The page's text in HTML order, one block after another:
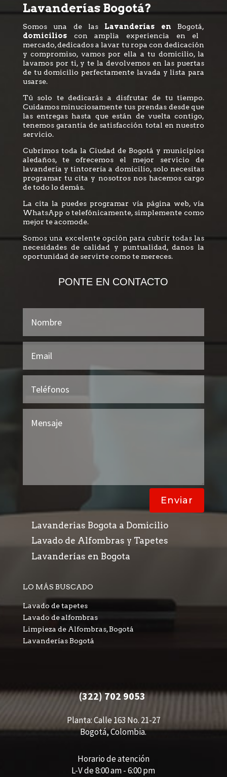
Lavanderías Bogotá?
Somos una de las Lavanderías en Bogotá,
domicilioscon amplia experiencia en el
mercado, dedicados a lavar tu ropa con dedicación
y compromiso, vamos por ella a tu domicilio, la
lavamos por ti, y te la devolvemos en las puertas
de tu domicilio perfectamente lavada y lista para
usarse.
Tú solo te dedicarás a disfrutar de tu tiempo.
Cuidamos minuciosamente tus prendas desde que
las entregas hasta que están de vuelta contigo,
tenemos garantía de satisfacción total en nuestro
servicio.
Cubrimos toda la Ciudad de Bogotá y municipios
aledaños, te ofrecemos el mejor servicio de
lavandería y tintorería a domicilio, solo necesitas
programar tu cita y nosotros nos hacemos cargo
de todo lo demás.
La cita la puedes programar vía página web, vía
WhatsApp o telefónicamente, simplemente como
mejor te acomode.
Somos una excelente opción para cubrir todas las
necesidades de calidad y puntualidad, danos la
oportunidad de servirte como te mereces.
PONTE EN CONTACTO
Enviar
Lavanderias Bogota a Domicilio
Lavado de Alfombras y Tapetes
Lavanderías en Bogota
LO MÁS BUSCADO
Lavado de tapetes
Lavado de alfombras
Limpieza de Alfombras, Bogotá
Lavanderías Bogotá
(322) 702 9053
Planta: Calle 163 No. 21-27
Bogotá, Colombia.
Horario de atención
L-V de 8:00 am - 6:00 pm